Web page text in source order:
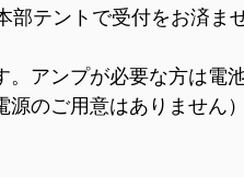
テントで受付をお済ま
アンプが必要な方は電
のご用意はありません）